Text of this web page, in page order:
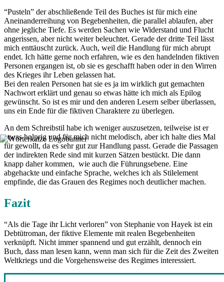
“Pusteln” der abschließende Teil des Buches ist für mich eine
Aneinanderreihung von Begebenheiten, die parallel ablaufen, aber
ohne jegliche Tiefe. Es werden Sachen wie Widerstand und Flucht
angerissen, aber nicht weiter beleuchtet. Gerade der dritte Teil lässt
mich enttäuscht zurück. Auch, weil die Handlung für mich abrupt
endet. Ich hätte gerne noch erfahren, wie es den handelnden fiktiven
Personen ergangen ist, ob sie es geschafft haben oder in den Wirren
des Krieges ihr Leben gelassen hat.
Bei den realen Personen hat sie es ja im wirklich gut gemachten
Nachwort erklärt und genau so etwas hätte ich mich als Epilog
gewünscht. So ist es mir und den anderen Lesern selber überlassen,
uns ein Ende für die fiktiven Charaktere zu überlegen.
An dem Schreibstil habe ich weniger auszusetzen, teilweise ist er
etwas holprig und für mich nicht melodisch, aber ich halte dies Mal
für gewollt, da es sehr gut zur Handlung passt. Gerade die Passagen
der indirekten Rede sind mit kurzen Sätzen bestückt. Die dann
knapp daher kommen, wie auch die Führungsebene. Eine
abgehackte und einfache Sprache, welches ich als Stilelement
empfinde, die das Grauen des Regimes noch deutlicher machen.
Fazit
“Als die Tage ihr Licht verloren” von Stephanie von Hayek ist ein
Debtütroman, der fiktive Elemente mit realen Begebenheiten
verknüpft. Nicht immer spannend und gut erzählt, dennoch ein
Buch, dass man lesen kann, wenn man sich für die Zeit des Zweiten
Weltkriegs und die Vorgehensweise des Regimes interessiert.